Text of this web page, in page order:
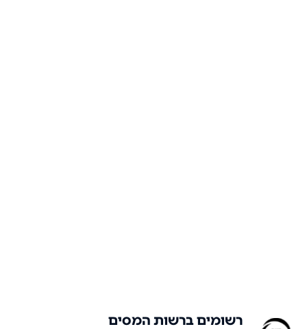
רשומים ברשות המסים